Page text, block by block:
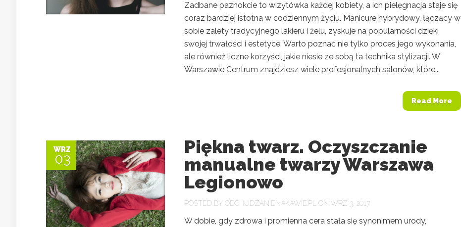
Zadbane paznokcie to wizytówka każdej kobiety, a ich pielęgnacja staje się
coraz bardziej istotna w codziennym życiu. Manicure hybrydowy, łączący w
sobie zalety tradycyjnego lakieru i żelu, zyskuje na popularności dzięki
swojej trwałości i estetyce. Warto poznać nie tylko proces jego wykonania,
ale również liczne korzyści, jakie niesie ze sobą ta technika stylizacji. W
Warszawie Centrum znajdziesz wiele profesjonalnych salonów, które...
Read More
WRZ
03
Piękna twarz. Oczyszczanie
manualne twarzy Warszawa
Legionowo
POSTED BY ODCHUDZANIENAKAWIE.PL ON WRZ 3, 2017
W dobie, gdy zdrowa i promienna cera stała się synonimem urody,